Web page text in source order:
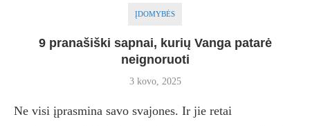
ĮDOMYBĖS
9 pranašiški sapnai, kurių Vanga patarė
neignoruoti
3 kovo, 2025
Ne visi įprasmina savo svajones. Ir jie retai